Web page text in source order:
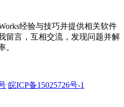
经验与技巧并提供相关软件
留言，互相交流，发现问题并解
。
皖ICP备15025726号-1